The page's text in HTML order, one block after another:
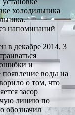
холодильника
напоминаний
в декабре 2014, 3
ошибки и
появление воды на
о том, что
засор
линию по
обозначил